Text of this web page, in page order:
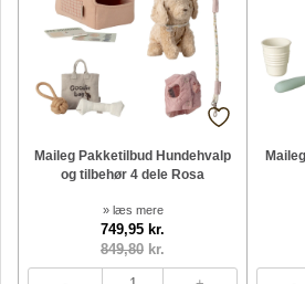
Maileg Pakketilbud Hundehvalp
og tilbehør 4 dele Rosa
» læs mere
749,95 kr.
849,80 kr.